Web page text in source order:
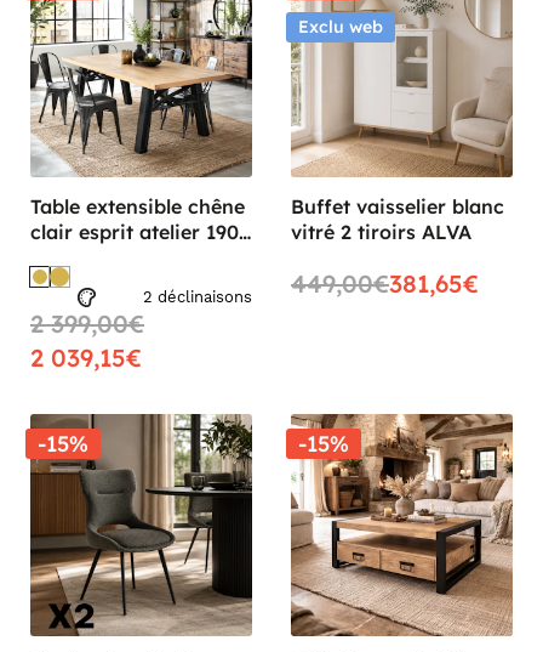
Table extensible chêne
clair esprit atelier 190-
2 déclinaisons
2 399,00€
2 039,15€
Exclu web
Buffet vaisselier blanc
vitré 2 tiroirs ALVA
449,00€381,65€
-15% -15%